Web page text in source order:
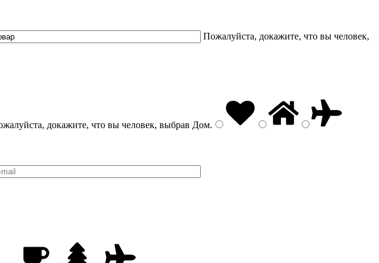
Пожалуйста, докажите, что вы человек,
докажите, что вы человек, выбрав Дом.